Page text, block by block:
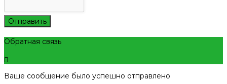
Отправить
Обратная связь
Ваше сообщение было успешно отправлено